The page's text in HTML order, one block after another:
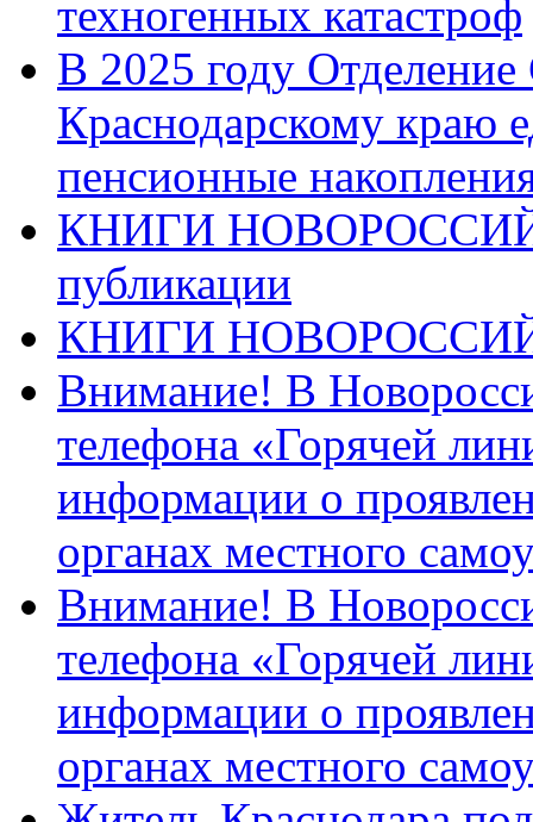
техногенных катастроф
В 2025 году
Краснодарскому краю
пенсионные
КНИГИ
публикации
КНИГИ
Внимание! В
телефона «Горячей
информации о
органах местного
Внимание! В
телефона «Горячей
информации о
органах местного